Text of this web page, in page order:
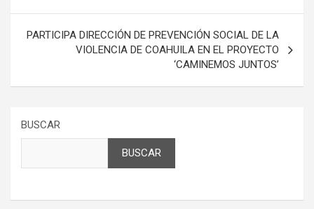
entradas
PARTICIPA DIRECCIÓN DE PREVENCIÓN SOCIAL DE LA
VIOLENCIA DE COAHUILA EN EL PROYECTO
‘CAMINEMOS JUNTOS’
BUSCAR
BUSCAR